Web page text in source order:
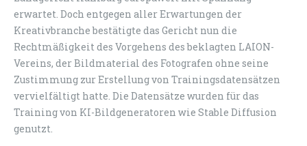
erwartet. Doch entgegen aller Erwartungen der
Kreativbranche bestätigte das Gericht nun die
Rechtmäßigkeit des Vorgehens des beklagten LAION-
Vereins, der Bildmaterial des Fotografen ohne seine
Zustimmung zur Erstellung von Trainingsdatensätzen
vervielfältigt hatte. Die Datensätze wurden für das
Training von KI-Bildgeneratoren wie Stable Diffusion
genutzt.